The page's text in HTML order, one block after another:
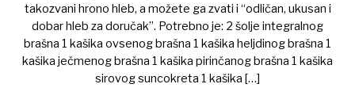
takozvani hrono hleb, a možete ga zvati i “odličan, ukusan i
dobar hleb za doručak”. Potrebno je: 2 šolje integralnog
brašna 1 kašika ovsenog brašna 1 kašika heljdinog brašna 1
kašika ječmenog brašna 1 kašika pirinčanog brašna 1 kašika
sirovog suncokreta 1 kašika […]